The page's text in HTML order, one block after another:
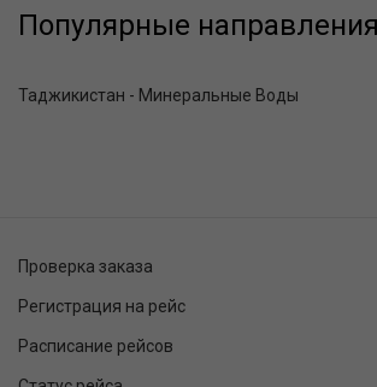
Популярные
Таджикистан - Минеральные Воды
Проверка заказа
Регистрация на рейс
Расписание рейсов